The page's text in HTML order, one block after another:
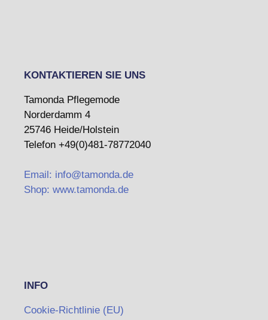
KONTAKTIEREN SIE UNS
Tamonda Pflegemode
Norderdamm 4
25746 Heide/Holstein
Telefon +49(0)481-78772040
Email: info@tamonda.de
Shop: www.tamonda.de
INFO
Cookie-Richtlinie (EU)